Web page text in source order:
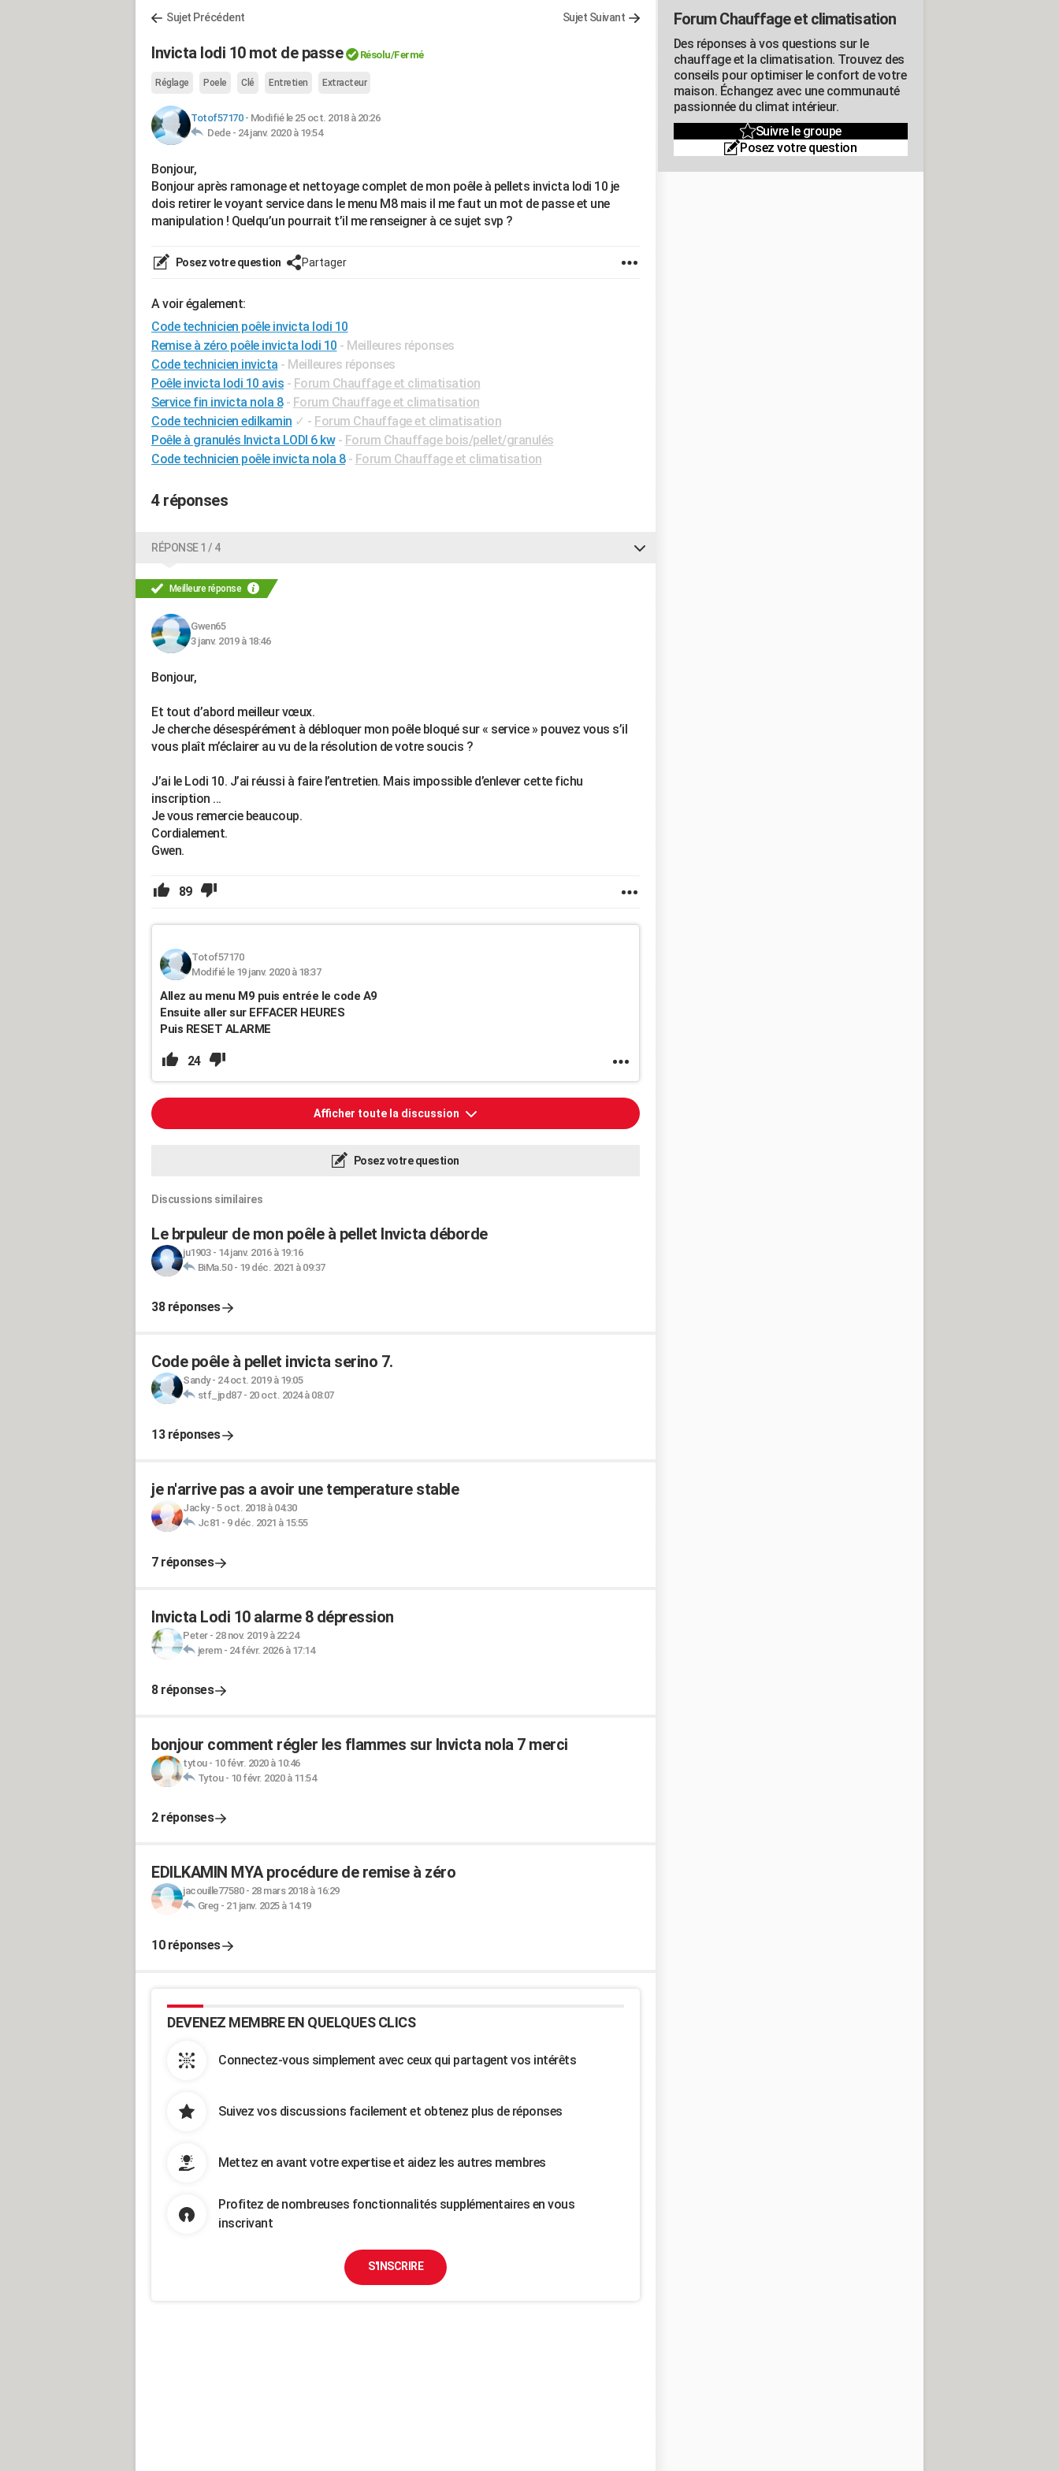
Sujet Précédent Sujet Suivant
Invicta lodi 10 mot de passe Résolu/Fermé
Réglage Poele Clé Entretien Extracteur
Totof57170- Modifié le 25 oct. 2018 à 20:26
Dede - 24 janv. 2020 à 19:54
Bonjour,
Bonjour après ramonage et nettoyage complet de mon poêle à pellets invicta lodi 10 je
dois retirer le voyant service dans le menu M8 mais il me faut un mot de passe et une
manipulation ! Quelqu’un pourrait t’il me renseigner à ce sujet svp ?
Posez votre question Partager
A voir également:
Code technicien poêle invicta lodi 10
Remise à zéro poêle invicta lodi 10 - Meilleures réponses
Code technicien invicta - Meilleures réponses
Poêle invicta lodi 10 avis - Forum Chauffage et climatisation
Service fin invicta nola 8 - Forum Chauffage et climatisation
Code technicien edilkamin ✓ - Forum Chauffage et climatisation
Poêle à granulés Invicta LODI 6 kw - Forum Chauffage bois/pellet/granulés
Code technicien poêle invicta nola 8 - Forum Chauffage et climatisation
4 réponses
RÉPONSE 1 / 4
Meilleure réponse
Gwen65
3 janv. 2019 à 18:46
Bonjour,
Et tout d’abord meilleur vœux.
Je cherche désespérément à débloquer mon poêle bloqué sur « service » pouvez vous s’il
vous plaît m’éclairer au vu de la résolution de votre soucis ?
J’ai le Lodi 10. J’ai réussi à faire l’entretien. Mais impossible d’enlever cette fichu
inscription ...
Je vous remercie beaucoup.
Cordialement.
Gwen.
89
Totof57170
Modifié le 19 janv. 2020 à 18:37
Allez au menu M9 puis entrée le code A9
Ensuite aller sur EFFACER HEURES
Puis RESET ALARME
24
Afficher toute la discussion
Posez votre question
Discussions similaires
Le brpuleur de mon poêle à pellet Invicta déborde
ju1903- 14 janv. 2016 à 19:16
BiMa.50- 19 déc. 2021 à 09:37
38 réponses
Code poêle à pellet invicta serino 7.
Sandy- 24 oct. 2019 à 19:05
stf_jpd87- 20 oct. 2024 à 08:07
13 réponses
je n'arrive pas a avoir une temperature stable
Jacky- 5 oct. 2018 à 04:30
Jc81 - 9 déc. 2021 à 15:55
7 réponses
Invicta Lodi 10 alarme 8 dépression
Peter- 28 nov. 2019 à 22:24
jerem- 24 févr. 2026 à 17:14
8 réponses
bonjour comment régler les flammes sur Invicta nola 7 merci
tytou- 10 févr. 2020 à 10:46
Tytou- 10 févr. 2020 à 11:54
2 réponses
EDILKAMIN MYA procédure de remise à zéro
jacouille77580- 28 mars 2018 à 16:29
Greg - 21 janv. 2025 à 14:19
10 réponses
DEVENEZ MEMBRE EN QUELQUES CLICS
Connectez-vous simplement avec ceux qui partagent vos intérêts
Suivez vos discussions facilement et obtenez plus de réponses
Mettez en avant votre expertise et aidez les autres membres
Profitez de nombreuses fonctionnalités supplémentaires en vous
inscrivant
S'INSCRIRE
Forum Chauffage et climatisation
Des réponses à vos questions sur le
chauffage et la climatisation. Trouvez des
conseils pour optimiser le confort de votre
maison. Échangez avec une communauté
passionnée du climat intérieur.
Suivre le groupe
Posez votre question